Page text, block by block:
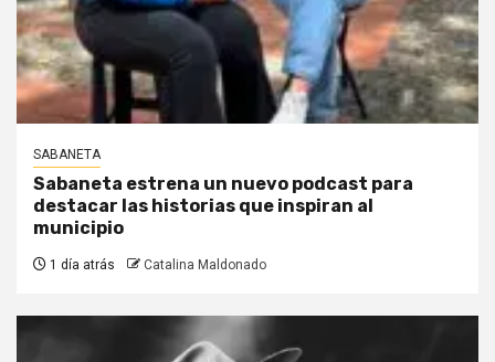
SABANETA
Sabaneta estrena un nuevo podcast para
destacar las historias que inspiran al
municipio
1 día atrás Catalina Maldonado